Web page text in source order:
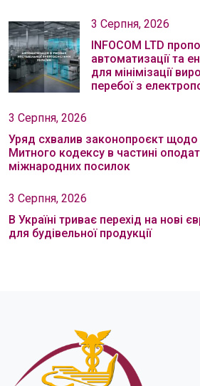
3 Серпня, 2026
INFOCOM LTD
автоматизації та
для мінімізації
перебої з
3 Серпня, 2026
Уряд схвалив законопроєкт щодо
Митного кодексу в частині
міжнародних посилок
3 Серпня, 2026
В Україні триває перехід на нові
для будівельної продукції